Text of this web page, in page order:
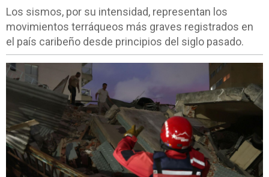
Los sismos, por su intensidad, representan los
movimientos terráqueos más graves registrados en
el país caribeño desde principios del siglo pasado.